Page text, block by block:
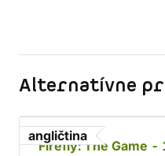
Alternatívne
angličtina
Firefly: The Game -